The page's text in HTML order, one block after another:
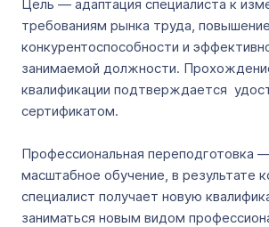
Цель — адаптация специалиста к
требованиям рынка труда,
конкурентоспособности и
занимаемой должности.
квалификации подтверждается
сертификатом.
Профессиональная переподготовка
масштабное обучение, в результате
специалист получает новую
заниматься новым видом